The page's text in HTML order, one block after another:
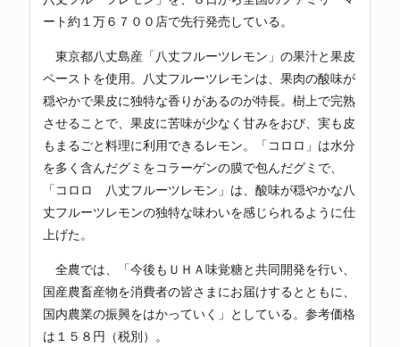
ート約１万６７００店で先行発売している。
東京都八丈島産「八丈フルーツレモン」の果汁と果皮
ペーストを使用。八丈フルーツレモンは、果肉の酸味が
穏やかで果皮に独特な香りがあるのが特長。樹上で完熟
させることで、果皮に苦味が少なく甘みをおび、実も皮
もまるごと料理に利用できるレモン。「コロロ」は水分
を多く含んだグミをコラーゲンの膜で包んだグミで、
「コロロ 八丈フルーツレモン」は、酸味が穏やかな八
丈フルーツレモンの独特な味わいを感じられるように仕
上げた。
全農では、「今後もＵＨＡ味覚糖と共同開発を行い、
国産農畜産物を消費者の皆さまにお届けするとともに、
国内農業の振興をはかっていく」としている。参考価格
は１５８円（税別）。